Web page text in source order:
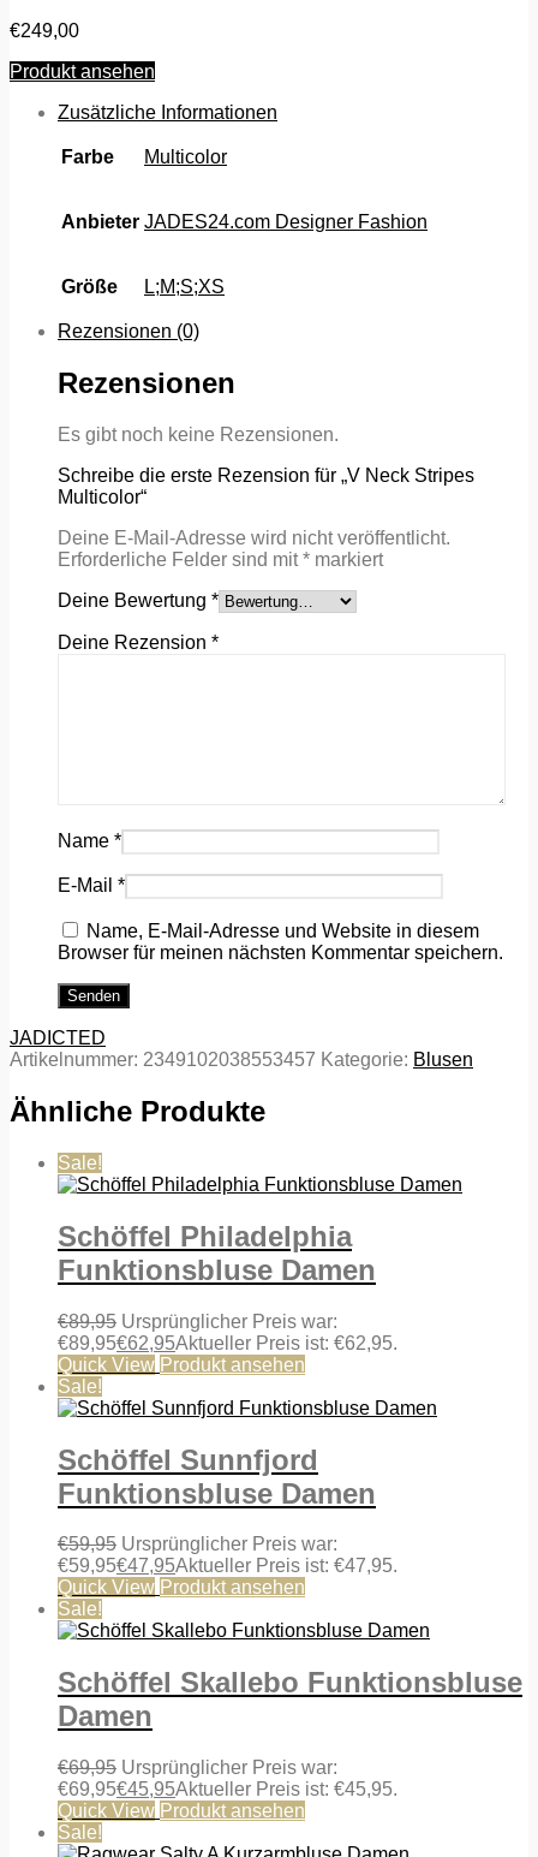
€249,00
Produkt ansehen
Zusätzliche Informationen
Farbe Multicolor
Anbieter JADES24.com Designer Fashion
Größe L;M;S;XS
Rezensionen (0)
Rezensionen
Es gibt noch keine Rezensionen.
Schreibe die erste Rezension für „V Neck Stripes
Multicolor“
Deine E-Mail-Adresse wird nicht veröffentlicht.
Erforderliche Felder sind mit* markiert
Deine Bewertung *
Deine Rezension *
Name *
E-Mail *
Name, E-Mail-Adresse und Website in diesem
Browser für meinen nächsten Kommentar speichern.
JADICTED
Artikelnummer: 2349102038553457 Kategorie: Blusen
Ähnliche Produkte
Sale!
Schöffel Philadelphia
Funktionsbluse Damen
€89,95 Ursprünglicher Preis war:
€89,95€62,95Aktueller Preis ist: €62,95.
Quick View Produkt ansehen
Sale!
Schöffel Sunnfjord
Funktionsbluse Damen
€59,95 Ursprünglicher Preis war:
€59,95€47,95Aktueller Preis ist: €47,95.
Quick View Produkt ansehen
Sale!
Schöffel Skallebo Funktionsbluse
Damen
€69,95 Ursprünglicher Preis war:
€69,95€45,95Aktueller Preis ist: €45,95.
Quick View Produkt ansehen
Sale!